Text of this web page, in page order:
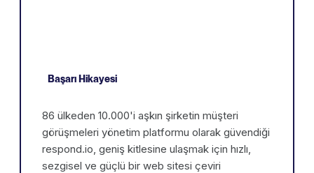
Başarı Hikayesi
86 ülkeden 10.000'i aşkın şirketin müşteri
görüşmeleri yönetim platformu olarak güvendiği
respond.io, geniş kitlesine ulaşmak için hızlı,
sezgisel ve güçlü bir web sitesi çeviri